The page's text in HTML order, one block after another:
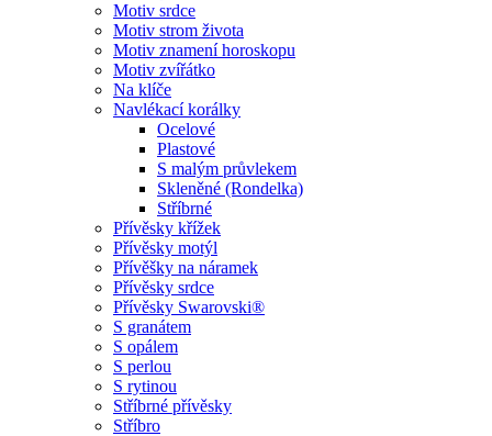
Motiv srdce
Motiv strom života
Motiv znamení horoskopu
Motiv zvířátko
Na klíče
Navlékací korálky
Ocelové
Plastové
S malým průvlekem
Skleněné (Rondelka)
Stříbrné
Přívěsky křížek
Přívěsky motýl
Přívěšky na náramek
Přívěsky srdce
Přívěsky Swarovski®
S granátem
S opálem
S perlou
S rytinou
Stříbrné přívěsky
Stříbro